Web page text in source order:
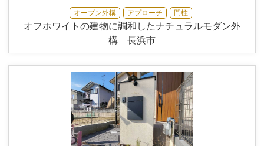
オープン外構 アプローチ 門柱
オフホワイトの建物に調和したナチュラルモダン外
構 長浜市